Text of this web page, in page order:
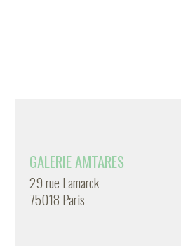
GALERIE AMTARES
29 rue Lamarck
75018 Paris